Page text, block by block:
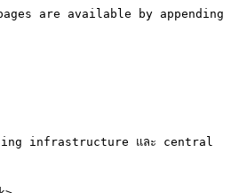
are available by appending
infrastructure และ central